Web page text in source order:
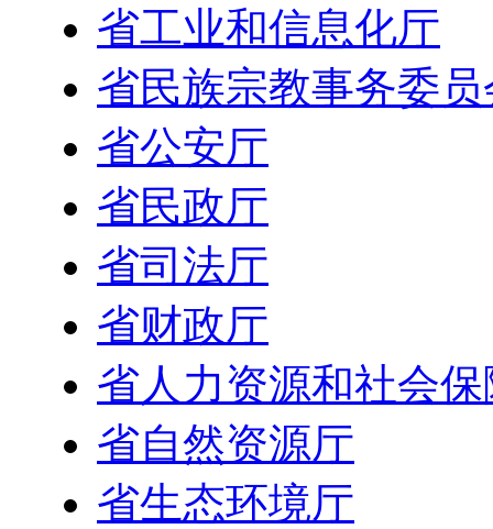
省工业和信息化厅
省民族宗教事务委员
省公安厅
省民政厅
省司法厅
省财政厅
省人力资源和社会
省自然资源厅
省生态环境厅